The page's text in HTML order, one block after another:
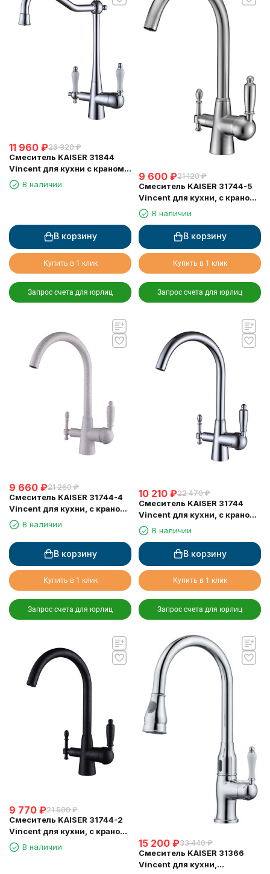
11 960 ₽26 320 ₽
Смеситель KAISER 31844
Vincent для кухни с краном
для питьевой воды
В наличии
В корзину
Купить в 1 клик
Запрос счета для юрлиц
9 600 ₽21 120 ₽
Смеситель KAISER 31744-5
Vincent для кухни, с краном
для питьевой воды, серебро
В наличии
В корзину
Купить в 1 клик
Запрос счета для юрлиц
9 660 ₽21 260 ₽
Смеситель KAISER 31744-4
Vincent для кухни, с краном
для питьевой воды,
песочный
В наличии
В корзину
Купить в 1 клик
Запрос счета для юрлиц
10 210 ₽22 470 ₽
Смеситель KAISER 31744
Vincent для кухни, с краном
для питьевой воды, хром
В наличии
В корзину
Купить в 1 клик
Запрос счета для юрлиц
9 770 ₽21 500 ₽
Смеситель KAISER 31744-2
Vincent для кухни, с краном
для питьевой воды, черный
мрамор
В наличии 15 200 ₽33 440 ₽
Смеситель KAISER 31366
Vincent для кухни,